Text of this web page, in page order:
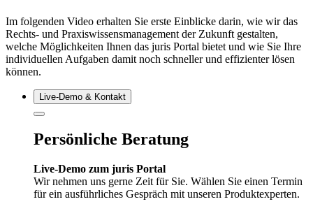
Im folgenden Video erhalten Sie erste Einblicke darin, wie wir das
Rechts- und Praxiswissensmanagement der Zukunft gestalten,
welche Möglichkeiten Ihnen das juris Portal bietet und wie Sie Ihre
individuellen Aufgaben damit noch schneller und effizienter lösen
können.
Live‑Demo & Kontakt
Persönliche Beratung
Live-Demo zum juris Portal
Wir nehmen uns gerne Zeit für Sie. Wählen Sie einen Termin
für ein ausführliches Gespräch mit unseren Produktexperten.